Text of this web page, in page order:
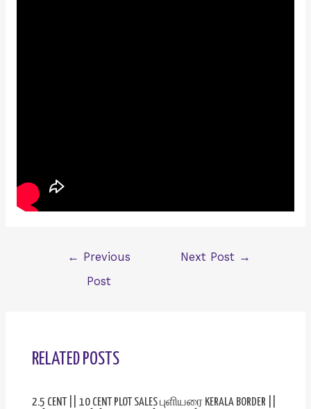
← Previous
Post
Next Post →
RELATED POSTS
2.5 CENT || 10 CENT PLOT SALES புளியரை KERALA BORDER ||